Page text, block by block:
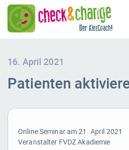
16. April 2021
Patienten
Online Seminar am 21. April 2021
Veranstalter FVDZ Akadiemie